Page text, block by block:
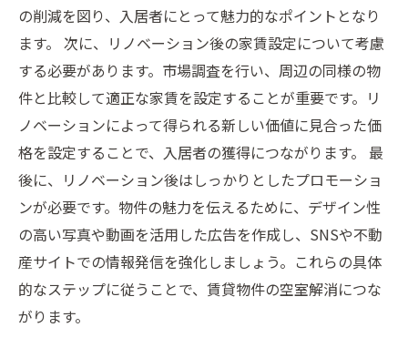
の削減を図り、入居者にとって魅力的なポイントとなり
ます。 次に、リノベーション後の家賃設定について考慮
する必要があります。市場調査を行い、周辺の同様の物
件と比較して適正な家賃を設定することが重要です。リ
ノベーションによって得られる新しい価値に見合った価
格を設定することで、入居者の獲得につながります。 最
後に、リノベーション後はしっかりとしたプロモーショ
ンが必要です。物件の魅力を伝えるために、デザイン性
の高い写真や動画を活用した広告を作成し、SNSや不動
産サイトでの情報発信を強化しましょう。これらの具体
的なステップに従うことで、賃貸物件の空室解消につな
がります。